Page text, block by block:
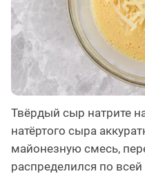
Твёрдый сыр натрите
натёртого сыра
майонезную смесь,
распределился по